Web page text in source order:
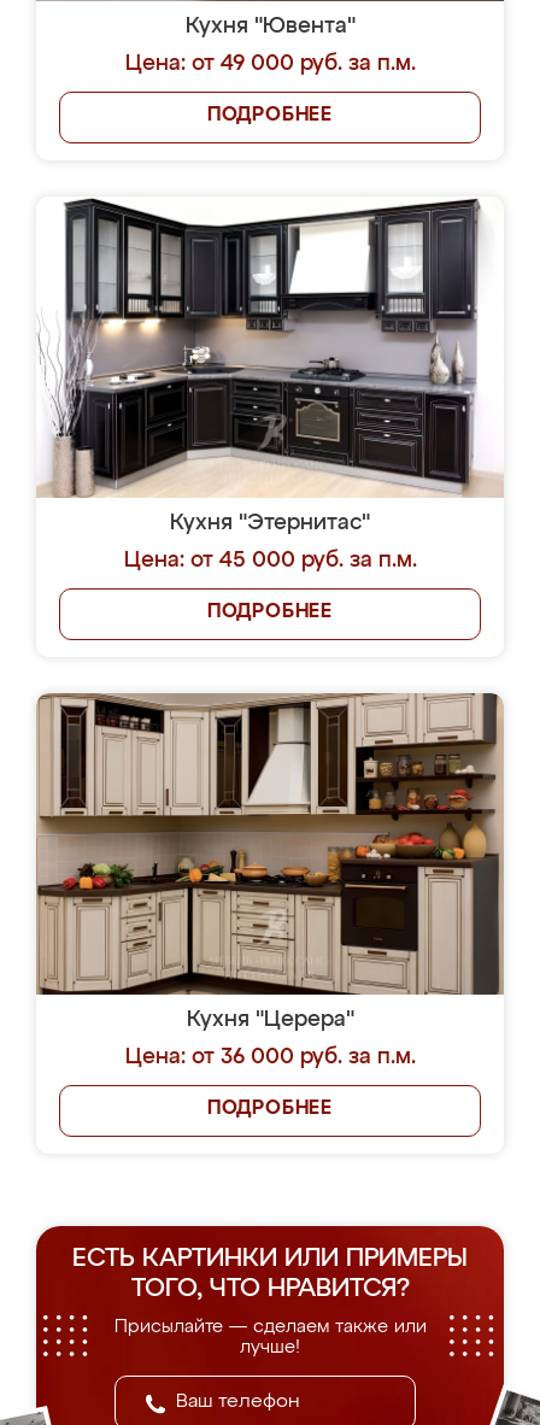
Кухня "Ювента"
Цена: от 49 000 руб. за п.м.
ПОДРОБНЕЕ
Кухня "Этернитас"
Цена: от 45 000 руб. за п.м.
ПОДРОБНЕЕ
Кухня "Церера"
Цена: от 36 000 руб. за п.м.
ПОДРОБНЕЕ
ЕСТЬ КАРТИНКИ ИЛИ ПРИМЕРЫ
ТОГО, ЧТО НРАВИТСЯ?
Присылайте — сделаем также или
лучше!